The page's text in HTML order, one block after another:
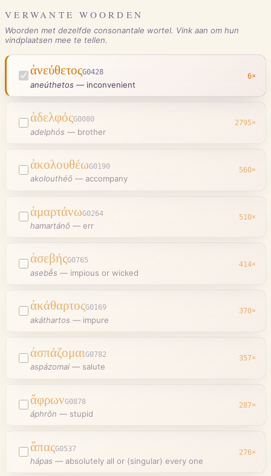
VERWANTE WOORDEN
Woorden met dezelfde consonantale wortel. Vink aan om hun
vindplaatsen mee te tellen.
ἀνεύθετοςG0428
aneúthetos — inconvenient
6×
ἀδελφόςG0080
adelphós — brother
2795×
ἀκολουθέωG0190
akolouthéō — accompany
560×
ἁμαρτάνωG0264
hamartánō — err
510×
ἀσεβήςG0765
asebḗs — impious or wicked
414×
ἀκάθαρτοςG0169
akáthartos — impure
370×
ἀσπάζομαιG0782
aspázomai — salute
357×
ἄφρωνG0878
áphrōn — stupid
287×
ἅπαςG0537
hápas — absolutely all or (singular) every one
276×